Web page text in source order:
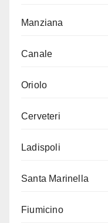
Manziana
Canale
Oriolo
Cerveteri
Ladispoli
Santa Marinella
Fiumicino